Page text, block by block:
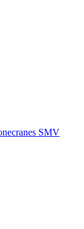
SMV